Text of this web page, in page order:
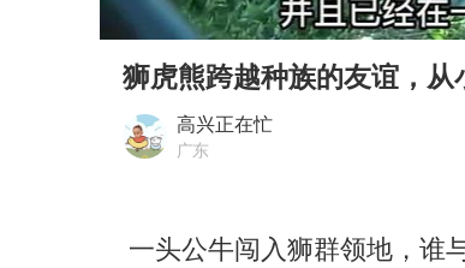
四川宜宾市高
台湾海峡南口
向鹏0-3不敌张
Play
00:00
狮虎熊跨越种族的友谊，
高兴正在忙
广东
一头公牛闯入狮群领地，谁